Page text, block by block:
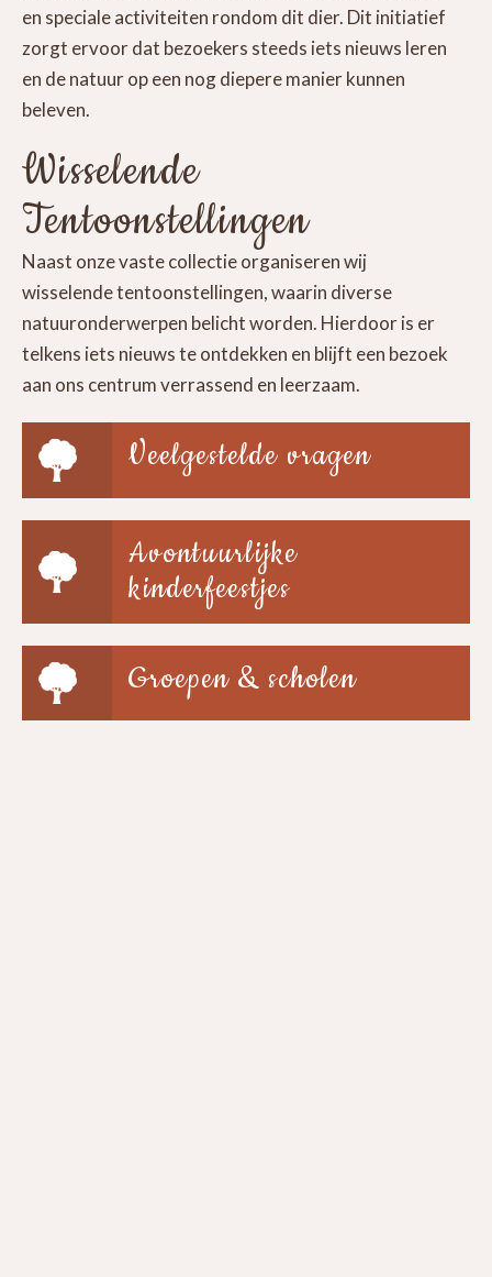
en speciale activiteiten rondom dit dier. Dit initiatief
zorgt ervoor dat bezoekers steeds iets nieuws leren
en de natuur op een nog diepere manier kunnen
beleven.
Wisselende
Tentoonstellingen
Naast onze vaste collectie organiseren wij
wisselende tentoonstellingen, waarin diverse
natuuronderwerpen belicht worden. Hierdoor is er
telkens iets nieuws te ontdekken en blijft een bezoek
aan ons centrum verrassend en leerzaam.
Veelgestelde vragen
Avontuurlijke
kinderfeestjes
Groepen & scholen